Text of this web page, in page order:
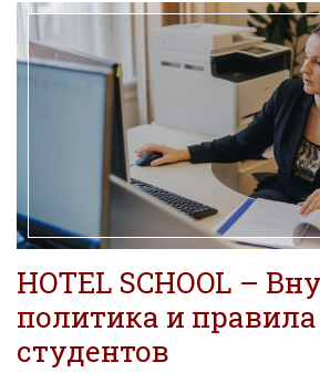
HOTEL SCHOOL –
политика и
студентов